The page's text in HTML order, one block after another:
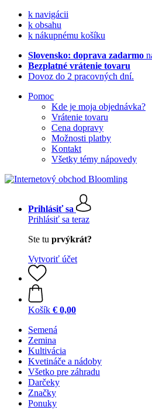
k navigácii
k obsahu
k nákupnému košíku
Slovensko: doprava zadarmo
Bezplatné vrátenie tovaru
Dovoz do 2 pracovných dní.
Pomoc
Kde je moja objednávka?
Vrátenie tovaru
Cena dopravy
Možnosti platby
Kontakt
Všetky témy nápovedy
Prihlásiť sa
Prihlásiť sa teraz
Ste tu prvýkrát?
Vytvoriť účet
Košík € 0,00
Semená
Zemina
Kultivácia
Kvetináče a nádoby
Všetko pre záhradu
Darčeky
Značky
Ponuky